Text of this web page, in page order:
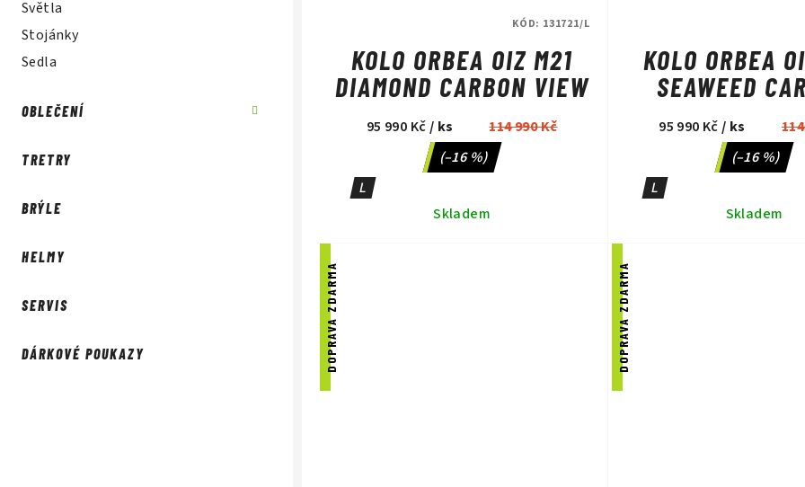
Světla
Stojánky
Sedla
OBLEČENÍ
TRETRY
BRÝLE
HELMY
SERVIS
DÁRKOVÉ POUKAZY
KOLO ORBEA OIZ M21
DIAMOND CARBON VIEW
95 990 Kč/ ks
114 990 Kč
(–16 %)
L
Skladem
KÓD: 131721/L
KOLO ORBEA
SEAWEED
VIEW/
GREEN
95 990 Kč/ ks
(–16 %)
L
Skladem
DOPRAVA ZDARMA DOPRAVA ZDARMA